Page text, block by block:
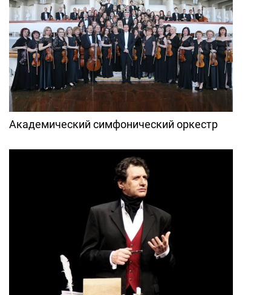
Академический симфонический оркестр